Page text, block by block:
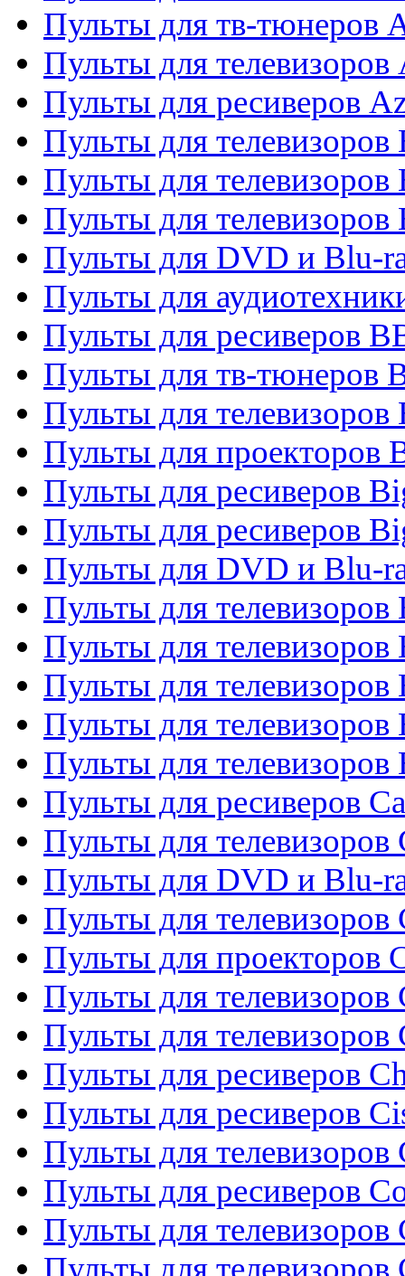
Пульты для тв-тюнеров
Пульты для телевизоров
Пульты для ресиверов
Пульты для
Пульты для
Пульты для
Пульты для DVD и Blu-
Пульты для
Пульты для ресиверов
Пульты для тв-тюнеров
Пульты для телевизоров
Пульты для проекторов
Пульты для ресиверов
Пульты для ресиверов
Пульты для DVD и Blu-
Пульты для телевизоров
Пульты для телевизоров
Пульты для телевизоров
Пульты для телевизоров
Пульты для телевизоров
Пульты для ресиверов
Пульты для телевизоров
Пульты для DVD и Blu-
Пульты для телевизоров
Пульты для проекторов
Пульты для телевизоров
Пульты для телевизоров
Пульты для ресиверов
Пульты для ресиверов
Пульты для телевизоров
Пульты для ресиверов
Пульты для телевизоров
Пульты для телевизоров